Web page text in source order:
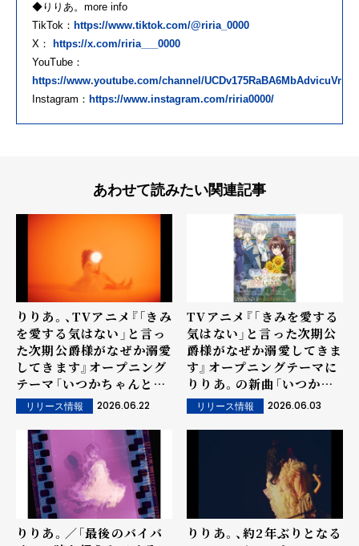
◆りりあ。more info
TikTok： https://www.tiktok.com/@riria_0000
X：
https://x.com/riria___0000
YouTube：
https://www.youtube.com/channel/UCDv175RaBA6MbAdvicuVrng
Instagram： https://www.instagram.com/riria0000/
あわせて読みたい関連記事
りりあ。、TVアニメ『「きみ
を愛する気はない」と言っ
た次期公爵様がなぜか溺愛
してきます』オープニング
テーマ「いつかちゃんと。」
7/3にリリース決定！
リリース情報 2026.06.22
TVアニメ『「きみを愛する
気はない」と言った次期公
爵様がなぜか溺愛してきま
す』オープニングテーマに
りりあ。の新曲「いつかち
ゃんと。」、エンディングテ
ーマにsoratoの新曲「最
終回」が決定&新アー写解
リリース情報 2026.06.03
りりあ。／「最後のバイバ
りりあ。、約2年ぶりとなる